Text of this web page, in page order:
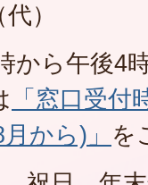
）
から午後4
「窓口受
から)」 を